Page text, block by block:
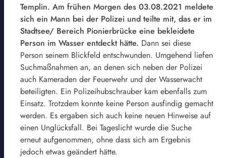
Templin. Am frühen Morgen des 03.08.2021 meldete
sich ein Mann bei der Polizei und teilte mit, das er im
Stadtsee/ Bereich Pionierbrücke eine bekleidete
Person im Wasser entdeckt hätte. Dann sei diese
Person seinem Blickfeld entschwunden. Umgehend liefen
Suchmaßnahmen an, an denen sich neben der Polizei
auch Kameraden der Feuerwehr und der Wasserwacht
beteiligten. Ein Polizeihubschrauber kam ebenfalls zum
Einsatz. Trotzdem konnte keine Person ausfindig gemacht
werden. Es ergaben sich auch keine neuen Hinweise auf
einen Unglücksfall. Bei Tageslicht wurde die Suche
erneut aufgenommen, ohne dass sich am Ergebnis
jedoch etwas geändert hätte.